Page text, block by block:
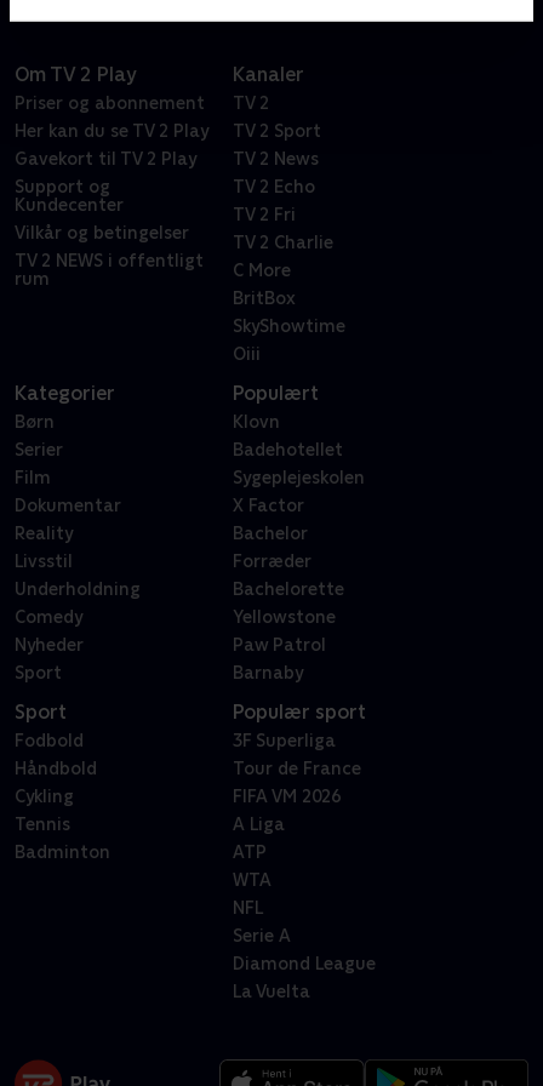
Om TV 2 Play
Priser og abonnement
Her kan du se TV 2 Play
Gavekort til TV 2 Play
Support og
Kundecenter
Vilkår og betingelser
TV 2 NEWS i offentligt
rum
Kanaler
TV 2
TV 2 Sport
TV 2 News
TV 2 Echo
TV 2 Fri
TV 2 Charlie
C More
BritBox
SkyShowtime
Oiii
Kategorier
Børn
Serier
Film
Dokumentar
Reality
Livsstil
Underholdning
Comedy
Nyheder
Sport
Populært
Klovn
Badehotellet
Sygeplejeskolen
X Factor
Bachelor
Forræder
Bachelorette
Yellowstone
Paw Patrol
Barnaby
Sport
Fodbold
Håndbold
Cykling
Tennis
Badminton
Populær sport
3F Superliga
Tour de France
FIFA VM 2026
A Liga
ATP
WTA
NFL
Serie A
Diamond League
La Vuelta